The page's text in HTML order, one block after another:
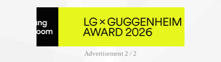
Advertisement 2 / 2